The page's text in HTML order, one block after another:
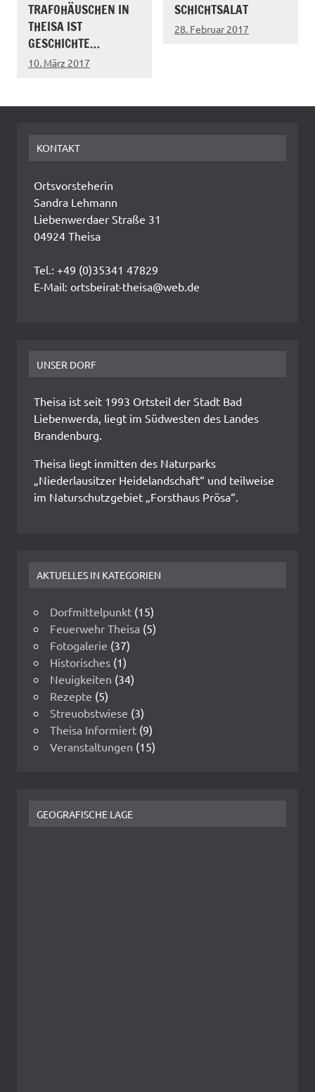
TRAFOHÄUSCHEN IN
THEISA IST
GESCHICHTE…
10. März 2017
SCHICHTSALAT
28. Februar 2017
KONTAKT
Ortsvorsteherin
Sandra Lehmann
Liebenwerdaer Straße 31
04924 Theisa
Tel.: +49 (0)35341 47829
E-Mail: ortsbeirat-theisa@web.de
UNSER DORF
Theisa ist seit 1993 Ortsteil der Stadt Bad
Liebenwerda, liegt im Südwesten des Landes
Brandenburg.
Theisa liegt inmitten des Naturparks
„Niederlausitzer Heidelandschaft“ und teilweise
im Naturschutzgebiet „Forsthaus Prösa“.
AKTUELLES IN KATEGORIEN
Dorfmittelpunkt (15)
Feuerwehr Theisa (5)
Fotogalerie (37)
Historisches (1)
Neuigkeiten (34)
Rezepte (5)
Streuobstwiese (3)
Theisa Informiert (9)
Veranstaltungen (15)
GEOGRAFISCHE LAGE